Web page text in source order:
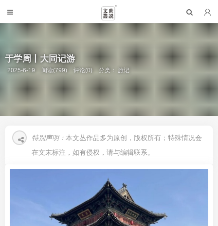
于学周丨大同记游
2025-6-19 阅读(799) 评论(0) 分类：旅记
特别声明： 本文丛作品多为原创，版权所有；特殊情况会
在文末标注，如有侵权，请与编辑联系。